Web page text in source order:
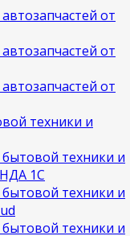
от
от
от
техники и
техники и
1С
техники и
техники и